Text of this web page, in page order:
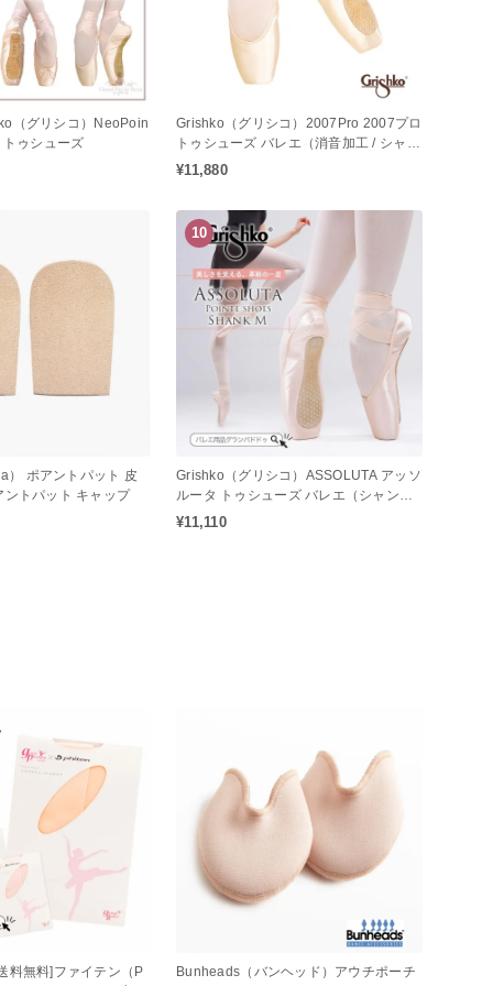
（グリシコ）NeoPoin
ゥシューズ
Grishko（グリシコ）2007Pro 2007プロ
トゥシューズ バレエ（消音加工 / シャン
クM / ミディアムシャンク）
¥11,880
） ポアントパット 皮
ントパット キャップ
10
Grishko（グリシコ）ASSOLUTA アッソ
ルータ トゥシューズ バレエ（シャンク
M / ミディアムシャンク）
¥11,110
料無料]ファイテン（P
Bunheads（バンヘッド）アウチポーチ